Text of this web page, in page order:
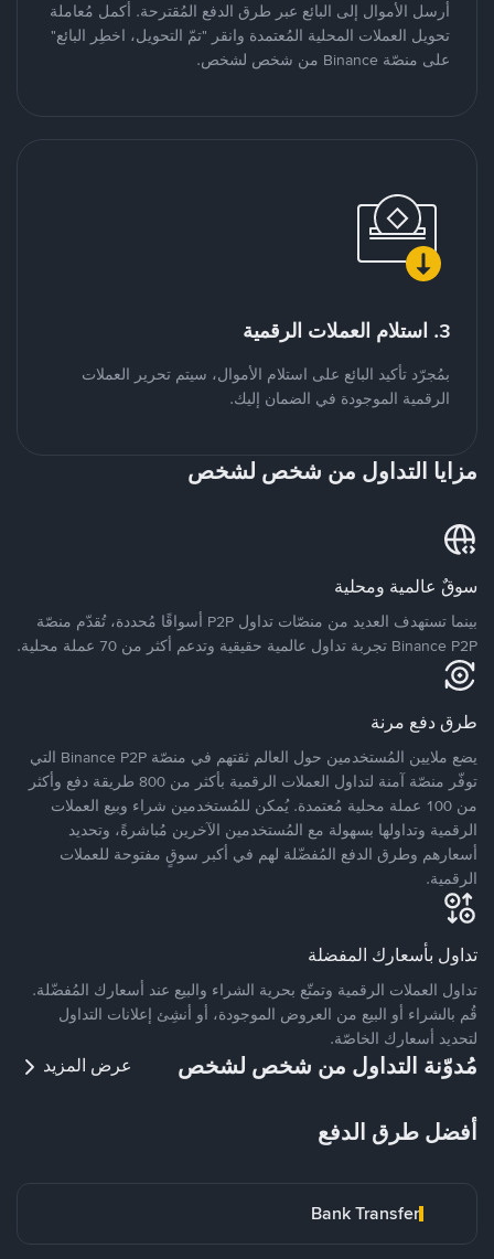
أرسل الأموال إلى البائع عبر طرق الدفع المُقترحة. أكمل مُعاملة
تحويل العملات المحلية المُعتمدة وانقر "تمّ التحويل، اخطِر البائع"
على منصّة Binance من شخص لشخص.
3. استلام العملات الرقمية
بمُجرّد تأكيد البائع على استلام الأموال، سيتم تحرير العملات
الرقمية الموجودة في الضمان إليك.
مزايا التداول من شخص لشخص
سوقٌ عالمية ومحلية
بينما تستهدف العديد من منصّات تداول P2P أسواقًا مُحددة، تُقدّم منصّة
Binance P2P تجربة تداول عالمية حقيقية وتدعم أكثر من 70 عملة محلية.
طرق دفع مرنة
يضع ملايين المُستخدمين حول العالم ثقتهم في منصّة Binance P2P التي
توفّر منصّة آمنة لتداول العملات الرقمية بأكثر من 800 طريقة دفع وأكثر
من 100 عملة محلية مُعتمدة. يُمكن للمُستخدمين شراء وبيع العملات
الرقمية وتداولها بسهولة مع المُستخدمين الآخرين مُباشرةً، وتحديد
أسعارهم وطرق الدفع المُفضّلة لهم في أكبر سوقٍ مفتوحة للعملات
الرقمية.
تداول بأسعارك المفضلة
تداول العملات الرقمية وتمتّع بحرية الشراء والبيع عند أسعارك المُفضّلة.
قُم بالشراء أو البيع من العروض الموجودة، أو أنشِئ إعلانات التداول
لتحديد أسعارك الخاصّة.
مُدوّنة التداول من شخص لشخص عرض المزيد
أفضل طرق الدفع
Bank Transfer